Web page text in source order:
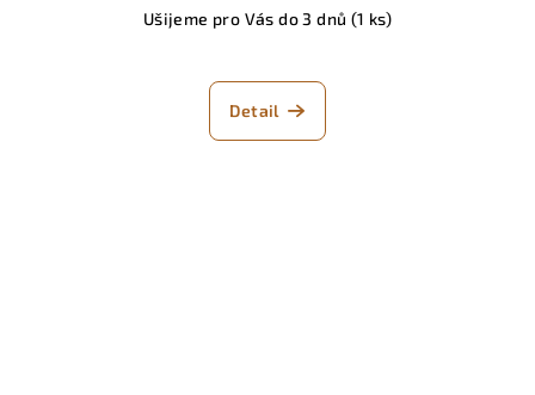
Ušijeme pro Vás do 3 dnů (1 ks)
Detail